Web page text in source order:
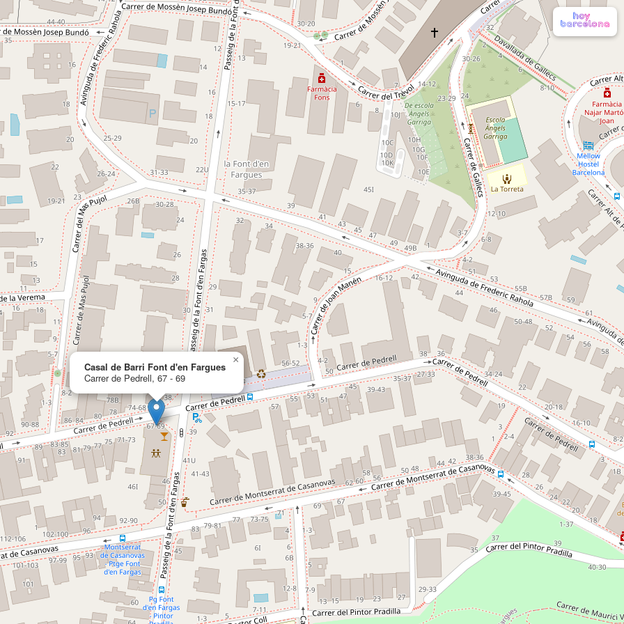
Casal de Barri Font d'en Fargues
Carrer de Pedrell, 67 - 69
×